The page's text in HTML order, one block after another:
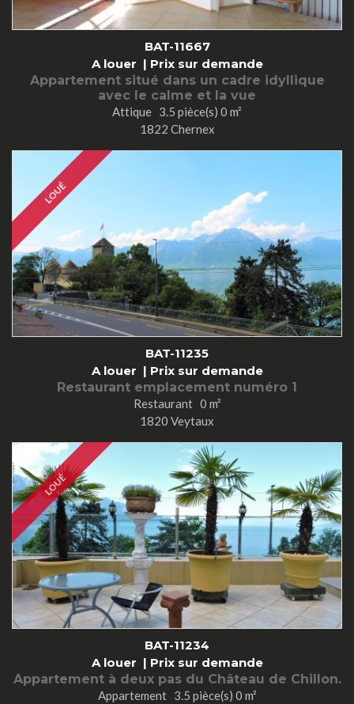
BAT-11667
A louer | Prix sur demande
Appartement situé dans un cadre idyllique
avec le calme et la vue
Attique 3.5 pièce(s) 0 m²
1822 Chernex
LOUÉ
BAT-11235
A louer | Prix sur demande
Restaurant emplacement numéro 1
Restaurant 0 m²
1820 Veytaux
LOUÉ
BAT-11234
A louer | Prix sur demande
Appartement à deux pas du Château de Chillon.
Appartement 3.5 pièce(s) 0 m²